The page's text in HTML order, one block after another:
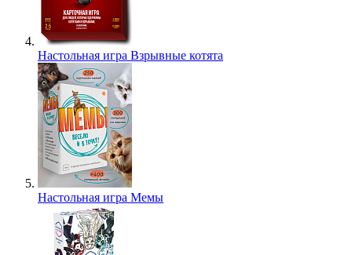
Настольная игра Взрывные котята
Настольная игра Мемы